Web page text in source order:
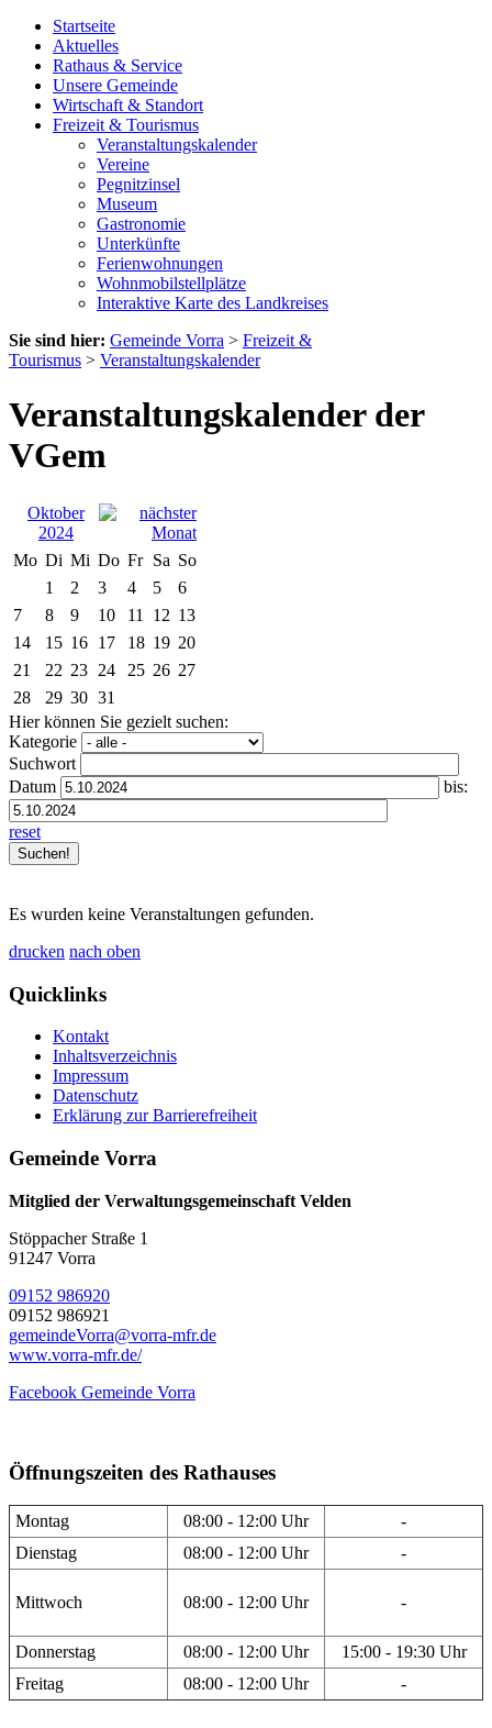
Startseite
Aktuelles
Rathaus & Service
Unsere Gemeinde
Wirtschaft & Standort
Freizeit & Tourismus
Veranstaltungskalender
Vereine
Pegnitzinsel
Museum
Gastronomie
Unterkünfte
Ferienwohnungen
Wohnmobilstellplätze
Interaktive Karte des Landkreises
Sie sind hier: Gemeinde Vorra > Freizeit &
Tourismus > Veranstaltungskalender
Veranstaltungskalender der
VGem
Oktober
2024
Mo Di Mi Do Fr Sa So
1
2 3 4 5
6
7
8 9 10 11 12 13
14
15 16 17 18 19 20
21
22 23 24 25 26 27
28
29 30 31
Hier können Sie gezielt suchen:
Kategorie
Suchwort
Datum
bis:
reset
Es wurden keine Veranstaltungen gefunden.
drucken nach oben
Quicklinks
Kontakt
Inhaltsverzeichnis
Impressum
Datenschutz
Erklärung zur Barrierefreiheit
Gemeinde Vorra
Mitglied der Verwaltungsgemeinschaft Velden
Stöppacher Straße 1
91247 Vorra
09152 986920
09152 986921
gemeindeVorra@vorra-mfr.de
www.vorra-mfr.de/
Facebook Gemeinde Vorra
Öffnungszeiten des Rathauses
Montag 08:00 - 12:00 Uhr
-
Dienstag
08:00 - 12:00 Uhr -
Mittwoch 08:00 - 12:00 Uhr -
Donnerstag 08:00 - 12:00 Uhr
15:00 - 19:30 Uhr
Freitag
08:00 - 12:00 Uhr -